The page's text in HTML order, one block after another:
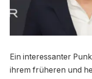
Ein interessanter
ihrem früheren und